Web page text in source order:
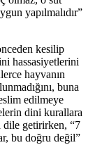
yapılmalıdır”
kesilip
hassasiyetlerini
hayvanın
buna
edilmeye
dini kurallara
dile getirirken, “7
bu doğru değil”